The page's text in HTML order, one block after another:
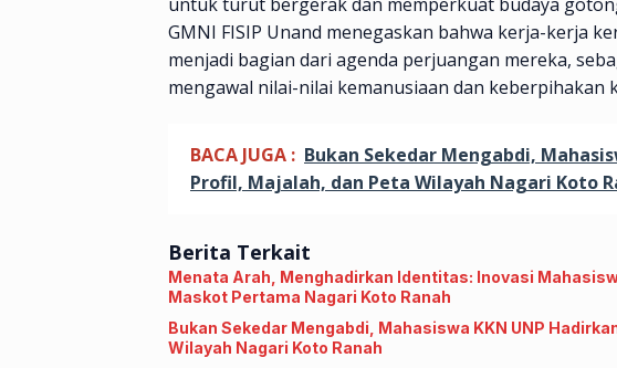
untuk turut bergerak dan memperkuat budaya
GMNI FISIP Unand menegaskan bahwa kerja-kerja
menjadi bagian dari agenda perjuangan mereka,
mengawal nilai-nilai kemanusiaan dan keberpihakan
BACA JUGA : Bukan Sekedar Mengabdi,
Profil, Majalah, dan Peta Wilayah Nagari Koto
Berita Terkait
Menata Arah, Menghadirkan Identitas: Inovasi
Maskot Pertama Nagari Koto Ranah
Bukan Sekedar Mengabdi, Mahasiswa KKN UNP
Wilayah Nagari Koto Ranah